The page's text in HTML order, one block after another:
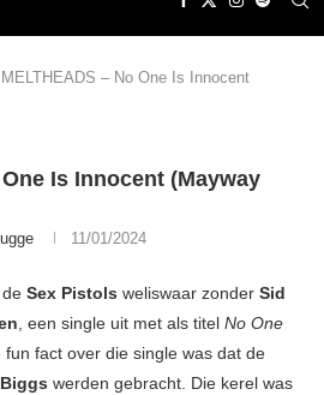
MELTHEADS – No One Is Innocent
Is Innocent (Mayway
11/01/2024
Sex Pistols weliswaar zonder Sid
, een single uit met als titel No One
fun fact over die single was dat de
werden gebracht. Die kerel was